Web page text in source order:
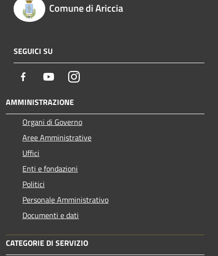
Comune di Ariccia
SEGUICI SU
Facebook YoutubeInstagram
AMMINISTRAZIONE
Organi di Governo
Aree Amministrative
Uffici
Enti e fondazioni
Politici
Personale Amministrativo
Documenti e dati
CATEGORIE DI SERVIZIO